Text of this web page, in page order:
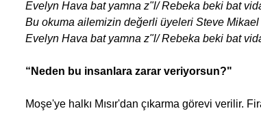
Evelyn Hava bat yamna z"l/ Rebeka beki bat
Bu okuma ailemizin değerli üyeleri Steve
Evelyn Hava bat yamna z"l/ Rebeka beki bat
“Neden bu insanlara zarar veriyorsun?"
Moşe'ye halkı Mısır'dan çıkarma görevi verilir.